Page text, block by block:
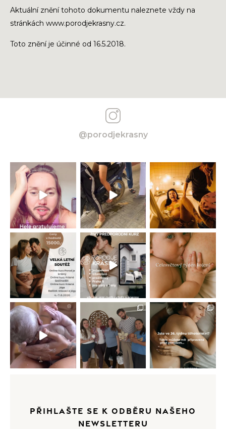
Aktuální znění tohoto dokumentu naleznete vždy na
stránkách www.porodjekrasny.cz.
Toto znění je účinné od 16.5.2018.
@porodjekrasny
PŘIHLAŠTE SE K ODBĚRU NAŠEHO
NEWSLETTERU